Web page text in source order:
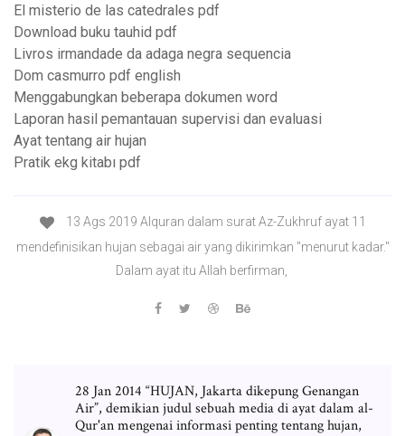
El misterio de las catedrales pdf
Download buku tauhid pdf
Livros irmandade da adaga negra sequencia
Dom casmurro pdf english
Menggabungkan beberapa dokumen word
Laporan hasil pemantauan supervisi dan evaluasi
Ayat tentang air hujan
Pratik ekg kitabı pdf
13 Ags 2019 Alquran dalam surat Az-Zukhruf ayat 11
mendefinisikan hujan sebagai air yang dikirimkan ''menurut kadar.''
Dalam ayat itu Allah berfirman,
28 Jan 2014 “HUJAN, Jakarta dikepung Genangan
Air”, demikian judul sebuah media di ayat dalam al-
Qur'an mengenai informasi penting tentang hujan,